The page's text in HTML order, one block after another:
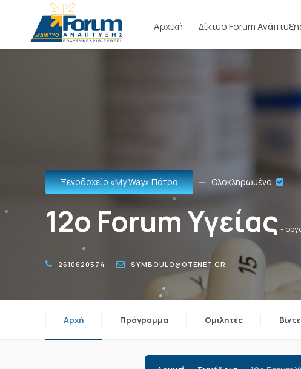
Αρχική Δίκτυο Forum
Ξενοδοχείο «Μy Way» Πάτρα Ολοκληρωμένο
12o Forum Υγείας -
2610620574 SYMBOULO@OTENET.GR
Αρχή Πρόγραμμα Ομιλητές